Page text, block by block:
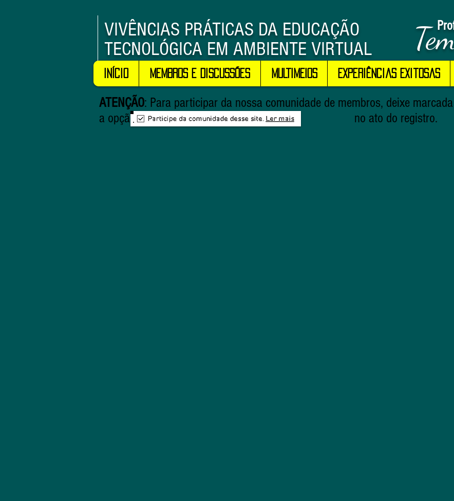
VIVÊNCIAS PRÁTICAS DA EDUCAÇÃO
TECNOLÓGICA EM AMBIENTE VIRTUAL
Início Membros e Discussões MULTIMEIOS Experiências Exitosas
ATENÇÃO: Para participar da nossa comunidade de membros, deixe marcada
a opção no ato do registro.